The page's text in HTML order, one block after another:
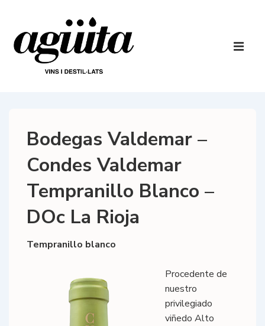
contingut
principal
Bodegas Valdemar –
Condes Valdemar
Tempranillo Blanco –
DOc La Rioja
Tempranillo blanco
Procedente de
nuestro
privilegiado
viñedo Alto